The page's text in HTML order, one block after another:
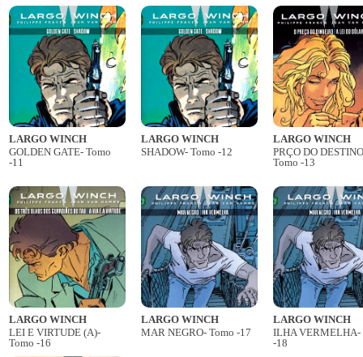
LARGO WINCH
GOLDEN GATE- Tomo
-11
LARGO WINCH
SHADOW- Tomo -12
LARGO WINCH
PRÇO DO
Tomo -13
LARGO WINCH
LEI E VIRTUDE (A)-
Tomo -16
LARGO WINCH
MAR NEGRO- Tomo -17
LARGO WINCH
ILHA VERMELHA-
-18